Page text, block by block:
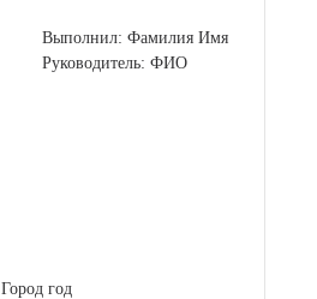
Выполнил: Фамилия Имя
Руководитель: ФИО
Город год